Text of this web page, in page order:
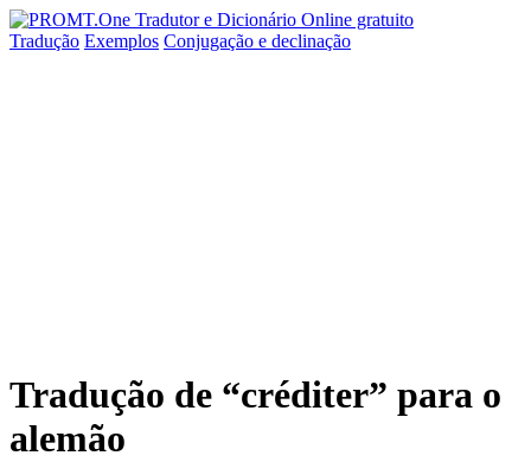
Tradução Exemplos Conjugação e declinação
Tradução de “créditer” para o
alemão